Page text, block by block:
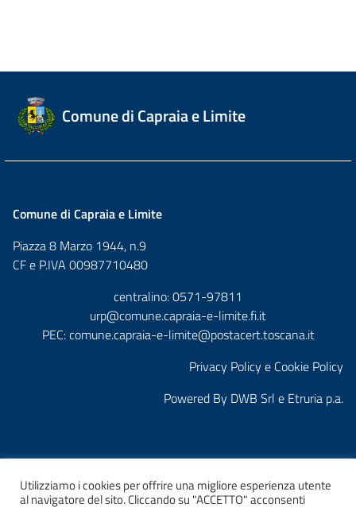
Comune di Capraia e Limite
Comune di Capraia e Limite
Piazza 8 Marzo 1944, n.9
CF e P.IVA 00987710480
centralino: 0571-97811
urp@comune.capraia-e-limite.fi.it
PEC:comune.capraia-e-limite@postacert.toscana.it
Privacy Policy e Cookie Policy
Powered By DWB Srl e Etruria p.a.
Utilizziamo i cookies per offrire una migliore esperienza utente
al navigatore del sito. Cliccando su "ACCETTO" acconsenti